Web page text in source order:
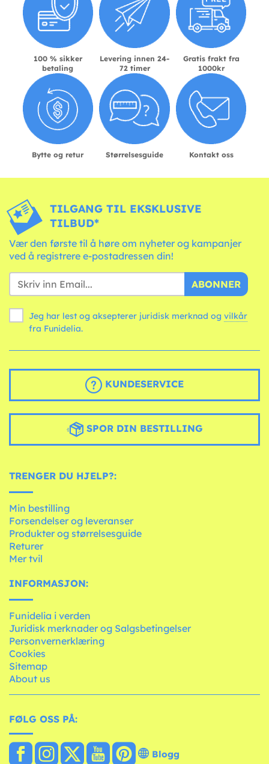
100 % sikker
betaling
Levering innen 24-
72 timer
Gratis frakt fra
1000kr
Bytte og retur Størrelsesguide Kontakt oss
TILGANG TIL EKSKLUSIVE
TILBUD*
Vær den første til å høre om nyheter og kampanjer
ved å registrere e-postadressen din!
ABONNER
Jeg har lest og aksepterer juridisk merknad og vilkår
fra Funidelia.
KUNDESERVICE
SPOR DIN BESTILLING
TRENGER DU HJELP?:
Min bestilling
Forsendelser og leveranser
Produkter og størrelsesguide
Returer
Mer tvil
INFORMASJON:
Funidelia i verden
Juridisk merknader og Salgsbetingelser
Personvernerklæring
Cookies
Sitemap
About us
FØLG OSS PÅ:
Blogg